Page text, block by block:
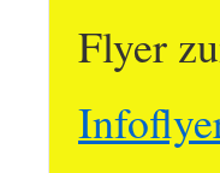
Flyer